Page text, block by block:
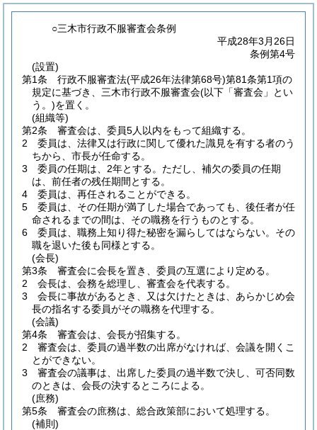
○三木市行政不服審査会条例
平成28年3月26日
条例第4号
(設置)
第1条
行政不服審査法(平成26年法律第68号)第81条第1項の
規定に基づき、三木市行政不服審査会(以下「審査会」とい
う。)を置く。
(組織等)
第2条
審査会は、委員5人以内をもって組織する。
2
委員は、法律又は行政に関して優れた識見を有する者のう
ちから、市長が任命する。
3
委員の任期は、2年とする。 ただし、補欠の委員の任期
は、前任者の残任期間とする。
4
委員は、再任されることができる。
5
委員は、その任期が満了した場合であっても、後任者が任
命されるまでの間は、その職務を行うものとする。
6
委員は、職務上知り得た秘密を漏らしてはならない。 その
職を退いた後も同様とする。
(会長)
第3条
審査会に会長を置き、委員の互選により定める。
2
会長は、会務を総理し、審査会を代表する。
3
会長に事故があるとき、又は欠けたときは、あらかじめ会
長の指名する委員がその職務を代理する。
(会議)
第4条
審査会は、会長が招集する。
2
審査会は、委員の過半数の出席がなければ、会議を開くこ
とができない。
3
審査会の議事は、出席した委員の過半数で決し、可否同数
のときは、会長の決するところによる。
(庶務)
第5条
審査会の庶務は、総合政策部において処理する。
(補則)